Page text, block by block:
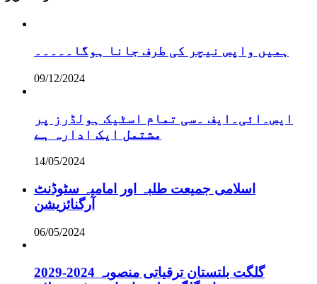
ہمیں واپس نیچر کی طرف جانا ہوگا۔۔۔۔۔
09/12/2024
ایس۔ائی۔ایف ۔سی تمام اسٹیک ہولڈرز پر
مشتمل ایک ادارہ ہے
14/05/2024
اسلامی جمیعت طلبہ اور امامیہ سٹوڈنٹ
آرگنائزیشن
06/05/2024
گلگت بلتستان ترقیاتی منصوبہ 2024-2029